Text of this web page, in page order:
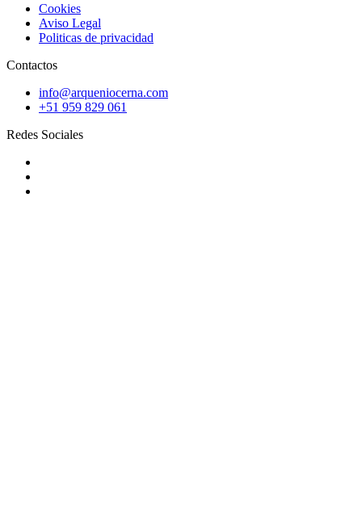
Cookies
Aviso Legal
Politicas de privacidad
Contactos
info@arqueniocerna.com
+51 959 829 061
Redes Sociales